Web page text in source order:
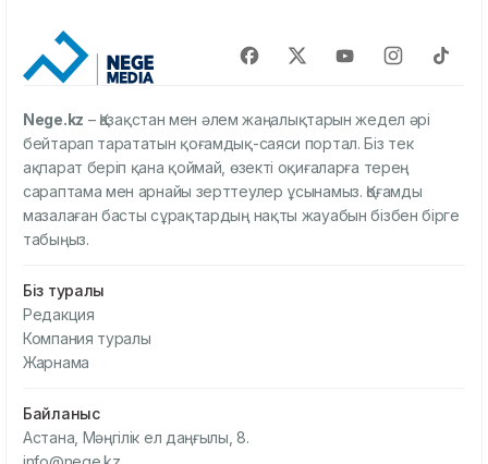
Nege.kz – Қазақстан мен әлем жаңалықтарын жедел әрі
бейтарап тарататын қоғамдық-саяси портал. Біз тек
ақпарат беріп қана қоймай, өзекті оқиғаларға терең
сараптама мен арнайы зерттеулер ұсынамыз. Қоғамды
мазалаған басты сұрақтардың нақты жауабын бізбен бірге
табыңыз.
Біз туралы
Редакция
Компания туралы
Жарнама
Байланыс
Астана, Мәңгілік ел даңғылы, 8.